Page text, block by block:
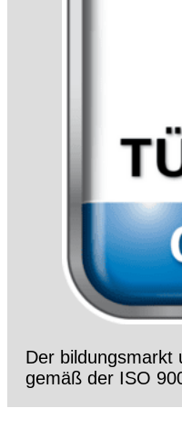
Der bildungsmarkt
gemäß der ISO